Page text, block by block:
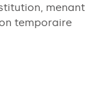
menant
temporaire